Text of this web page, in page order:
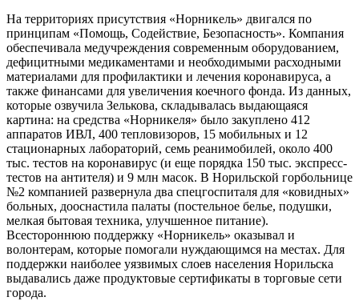
На территориях присутствия «Норникель» двигался по
принципам «Помощь, Содействие, Безопасность». Компания
обеспечивала медучреждения современным оборудованием,
дефицитными медикаментами и необходимыми расходными
материалами для профилактики и лечения коронавируса, а
также финансами для увеличения коечного фонда. Из данных,
которые озвучила Зелькова, складывалась выдающаяся
картина: на средства «Норникеля» было закуплено 412
аппаратов ИВЛ, 400 тепловизоров, 15 мобильных и 12
стационарных лабораторий, семь реанимобилей, около 400
тыс. тестов на коронавирус (и еще порядка 150 тыс. экспресс-
тестов на антителя) и 9 млн масок. В Норильской горбольнице
№2 компанией развернула два спецгоспиталя для «ковидных»
больных, дооснастила палаты (постельное белье, подушки,
мелкая бытовая техника, улучшенное питание).
Всестороннюю поддержку «Норникель» оказывал и
волонтерам, которые помогали нуждающимся на местах. Для
поддержки наиболее уязвимых слоев населения Норильска
выдавались даже продуктовые сертификаты в торговые сети
города.